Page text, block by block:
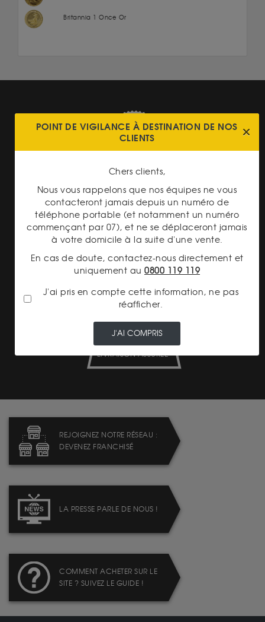
Britannia 1 Once Or
PAIEMENT SECURISÉ
LIVRAISON ASSURÉE
REJOIGNEZ NOTRE RÉSEAU :
DEVENEZ FRANCHISÉ
LA PRESSE PARLE DE NOUS !
COMMENT ACHETER SUR LE
SITE ? SUIVEZ LE GUIDE !
POINT DE VIGILANCE À DESTINATION DE NOS
CLIENTS
Chers clients,
Nous vous rappelons que nos équipes ne vous
contacteront jamais depuis un numéro de
téléphone portable (et notamment un numéro
commençant par 07), et ne se déplaceront jamais
à votre domicile à la suite d'une vente.
En cas de doute, contactez-nous directement et
uniquement au 0800 119 119
J'ai pris en compte cette information, ne pas
réafficher.
J'AI COMPRIS